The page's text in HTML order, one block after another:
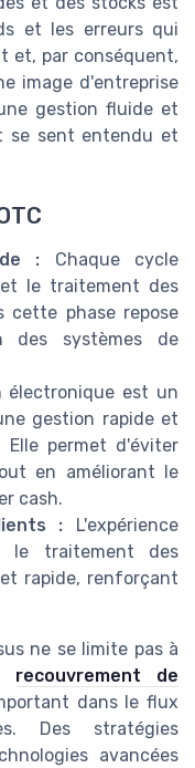
et les erreurs qui
et, par conséquent,
image d'entreprise
gestion fluide et
se sent entendu et
: Chaque cycle
le traitement des
cette phase repose
des systèmes de
est un
gestion rapide et
Elle permet d'éviter
en améliorant le
cash.
: L'expérience
le traitement des
rapide, renforçant
ne se limite pas à
recouvrement de
dans le flux
Des stratégies
avancées